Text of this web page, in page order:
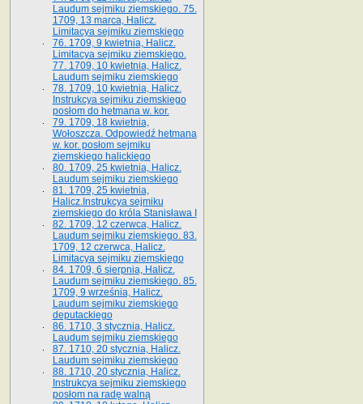
Laudum sejmiku ziemskiego. 75.
1709, 13 marca, Halicz.
Limitacya sejmiku ziemskiego
76. 1709, 9 kwietnia, Halicz.
Limitacya sejmiku ziemskiego.
77. 1709, 10 kwietnia, Halicz.
Laudum sejmiku ziemskiego
78. 1709, 10 kwietnia, Halicz.
Instrukcya sejmiku ziemskiego
posłom do hetmana w. kor.
79. 1709, 18 kwietnia,
Wołoszcza. Odpowiedź hetmana
w. kor. posłom sejmiku
ziemskiego halickiego
80. 1709, 25 kwietnia, Halicz.
Laudum sejmiku ziemskiego
81. 1709, 25 kwietnia,
Halicz.Instrukcya sejmiku
ziemskiego do króla Stanisława I
82. 1709, 12 czerwca, Halicz.
Laudum sejmiku ziemskiego. 83.
1709, 12 czerwca, Halicz.
Limitacya sejmiku ziemskiego
84. 1709, 6 sierpnia, Halicz.
Laudum sejmiku ziemskiego. 85.
1709, 9 września, Halicz.
Laudum sejmiku ziemskiego
deputackiego
86. 1710, 3 stycznia, Halicz.
Laudum sejmiku ziemskiego
87. 1710, 20 stycznia, Halicz.
Laudum sejmiku ziemskiego
88. 1710, 20 stycznia, Halicz.
Instrukcya sejmiku ziemskiego
posłom na radę walną